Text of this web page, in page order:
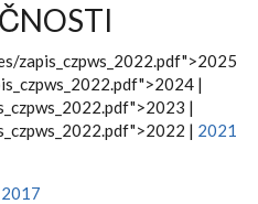
zapis_czpws_2022.pdf">2025
|
|
| 2021